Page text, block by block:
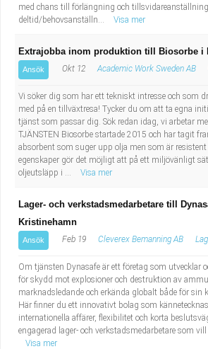
med chans till förlängning och
deltid/behovsanställn...
Visa mer
Extrajobba inom produktion till Biosorbe i
Ansök Okt 12 Academic Work Sweden AB
Vi söker dig som har ett tekniskt intresse och som
med på en tillväxtresa! Tycker du om att ta egna
tjänst som passar dig. Sök redan idag, vi arbetar
TJÄNSTEN Biosorbe startade 2015 och har tagit
absorbent som suger upp olja men som är
egenskaper gör det möjligt att på ett miljövänligt
oljeutsläpp i ...
Visa mer
Lager- och verkstadsmedarbetare till
Kristinehamn
Ansök Feb 19 Cleverex Bemanning AB
Om tjänsten Dynasafe är ett företag som utvecklar
för skydd mot explosioner och destruktion av
marknadsledande och erkända globalt både för sin
Här finner du ett innovativt bolag som
internationella affärer, flexibilitet och korta
engagerad lager- och verkstadsmedarbetare som
Visa mer